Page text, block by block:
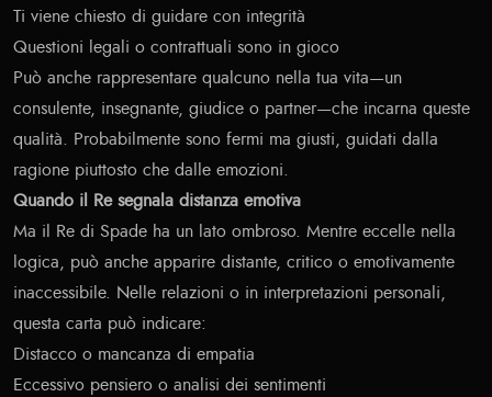
Ti viene chiesto di guidare con integrità
Questioni legali o contrattuali sono in gioco
Può anche rappresentare qualcuno nella tua vita—un
consulente, insegnante, giudice o partner—che incarna queste
qualità. Probabilmente sono fermi ma giusti, guidati dalla
ragione piuttosto che dalle emozioni.
Quando il Re segnala distanza emotiva
Ma il Re di Spade ha un lato ombroso. Mentre eccelle nella
logica, può anche apparire distante, critico o emotivamente
inaccessibile. Nelle relazioni o in interpretazioni personali,
questa carta può indicare:
Distacco o mancanza di empatia
Eccessivo pensiero o analisi dei sentimenti